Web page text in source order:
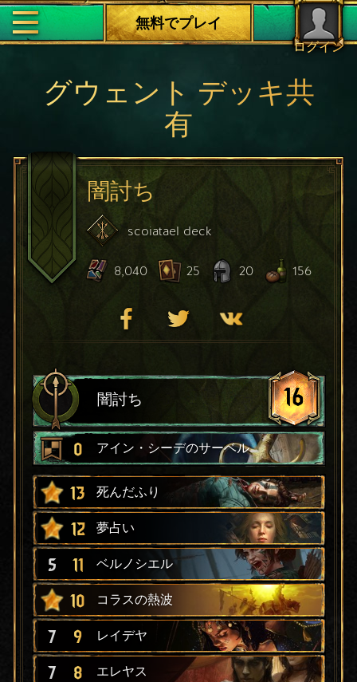
ログイン
無料でプレイ
グウェント デッキ共
有
闇討ち
scoiatael deck
8,040 25 20 156
闇討ち 16
0 アイン・シーデのサーベル
13 死んだふり
12 夢占い
5 11 ベルノシエル
10 コラスの熱波
7 9 レイデヤ
7 8 エレヤス